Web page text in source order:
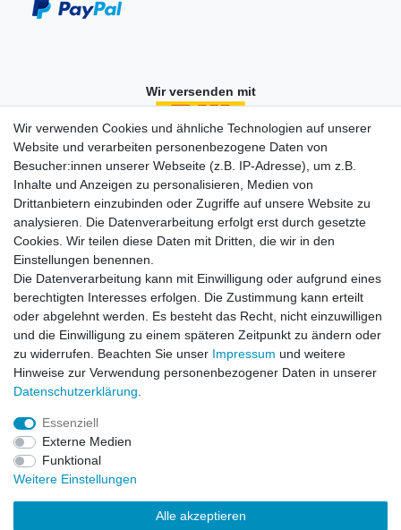
Wir versenden mit
Einkaufen
Zahlungsarten
Versandarten & -kosten
Widerrufsrecht
Warenkorb
Zur Kasse
Vertrag widerrufen
Mein Konto
Registrieren
Unternehmen
Kontakt
Wir verwenden Cookies und ähnliche Technologien auf unserer
Website und verarbeiten personenbezogene Daten von
Besucher:innen unserer Webseite (z.B. IP-Adresse), um z.B.
Inhalte und Anzeigen zu personalisieren, Medien von
Drittanbietern einzubinden oder Zugriffe auf unsere Website zu
analysieren. Die Datenverarbeitung erfolgt erst durch gesetzte
Cookies. Wir teilen diese Daten mit Dritten, die wir in den
Einstellungen benennen.
Die Datenverarbeitung kann mit Einwilligung oder aufgrund eines
berechtigten Interesses erfolgen. Die Zustimmung kann erteilt
oder abgelehnt werden. Es besteht das Recht, nicht einzuwilligen
und die Einwilligung zu einem späteren Zeitpunkt zu ändern oder
zu widerrufen. Beachten Sie unser Impressum und weitere
Hinweise zur Verwendung personenbezogener Daten in unserer
Daten­schutz­erklärung
Essenziell
Externe Medien
Funktional
Weitere Einstellungen
Alle akzeptieren